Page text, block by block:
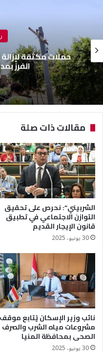
حملات مكثقة
الفرز بمدينة
مقالات ذات صلة
الشربيني”: نحرص على تحقيق
التوازن الاجتماعي في تطبيق
قانون الإيجار القديم
30 يونيو، 2025
نائب وزير الإسكان يُتابع موقف
مشروعات مياه الشرب والصرف
الصحى بمحافظة المنيا
30 يونيو، 2025